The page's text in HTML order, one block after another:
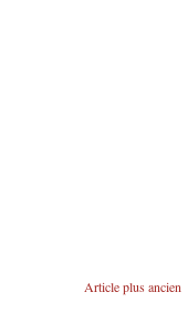
Article plus ancien